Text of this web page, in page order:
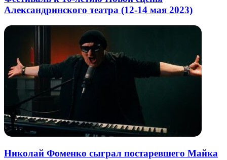
Александринского театра (12-14 мая 2023)
Николай Фоменко сыграл постаревшего Майка